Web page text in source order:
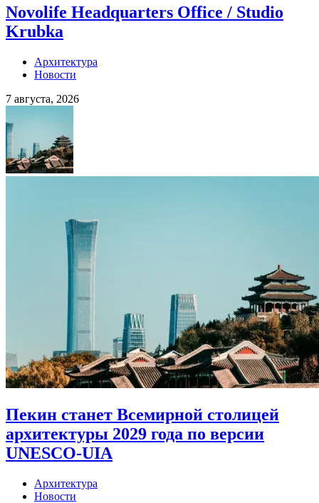
Novolife Headquarters Office / Studio
Krubka
Архитектура
Новости
7 августа, 2026
Пекин станет Всемирной столицей
архитектуры 2029 года по версии
UNESCO-UIA
Архитектура
Новости